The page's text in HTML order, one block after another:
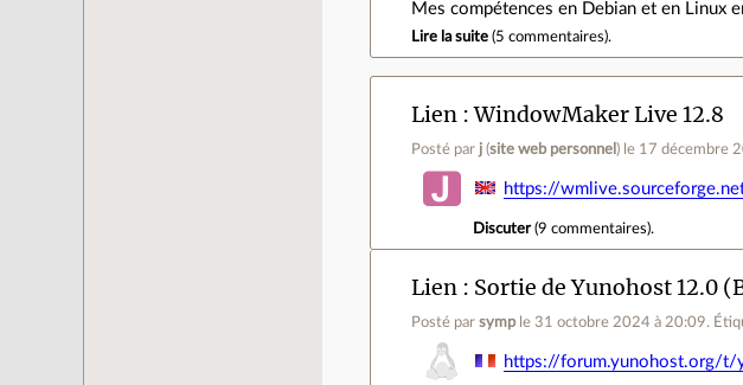
Mes compétences en Debian et en Linux
Lire la suite (5 commentaires).
Lien WindowMaker Live 12.8
Posté par j (site web personnel ) le 17 décembre
https://
Discuter(9 commentaires).
Lien Sortie de Yunohost 12.0
Posté parsymp le 31 octobre 2024 à 20:09.
https://forum.yunohost.org/